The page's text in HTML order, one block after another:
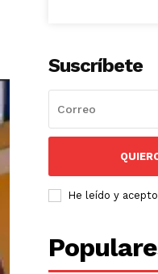
Suscríbete
He leído y